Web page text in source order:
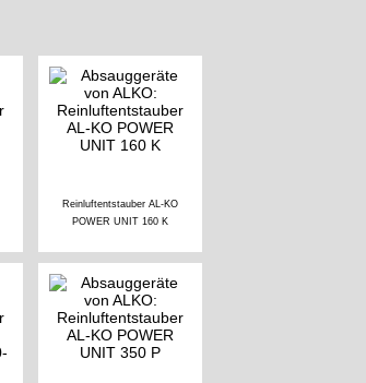
Reinluftentstauber AL-KO
POWER UNIT 160 K